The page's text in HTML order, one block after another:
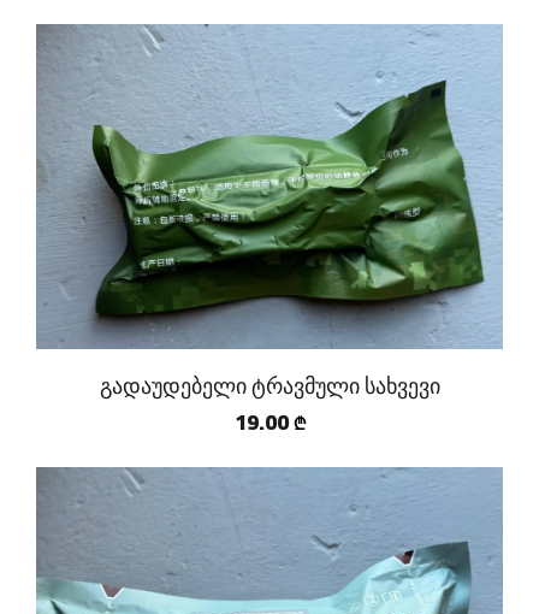
გადაუდებელი ტრავმული სახვევი
19.00 ₾